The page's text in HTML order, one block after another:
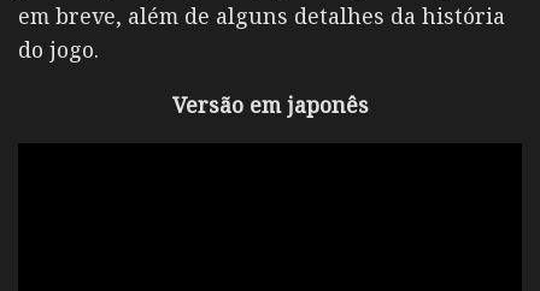
em breve, além de alguns detalhes da história
do jogo.
Versão em japonês